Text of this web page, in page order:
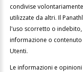
condivise
utilizzate da altri. Il
l'uso scorretto o
informazione o
Utenti.
Le informazioni e